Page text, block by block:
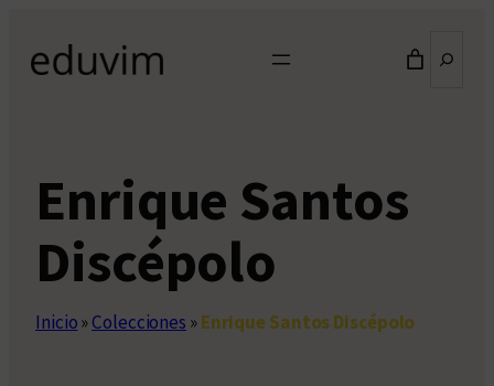
contenido
Enrique Santos
Discépolo
Inicio»Colecciones »Enrique Santos Discépolo